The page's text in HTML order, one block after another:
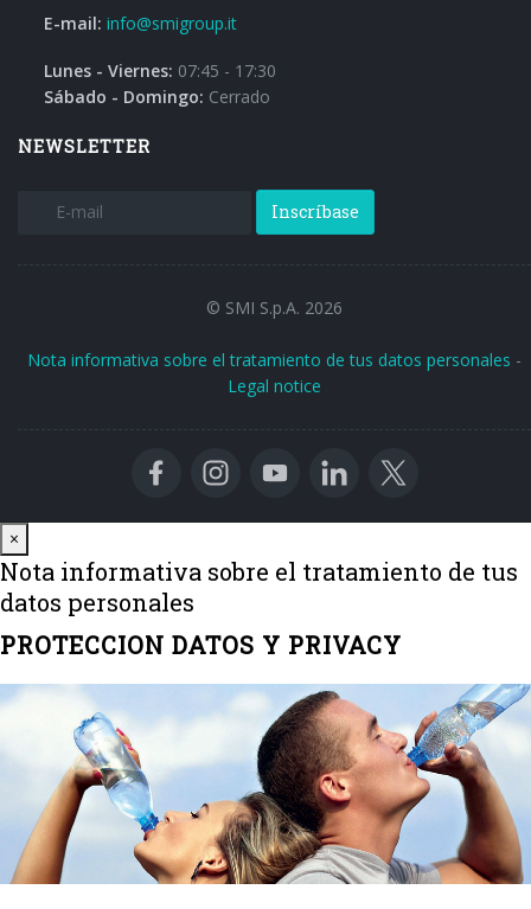
E-mail: info@smigroup.it
Lunes - Viernes: 07:45 - 17:30
Sábado - Domingo: Cerrado
NEWSLETTER
Inscríbase
© SMI S.p.A. 2026
Nota informativa sobre el tratamiento de tus datos personales -
Legal notice
×
Nota informativa sobre el tratamiento de tus
datos personales
PROTECCION DATOS Y PRIVACY